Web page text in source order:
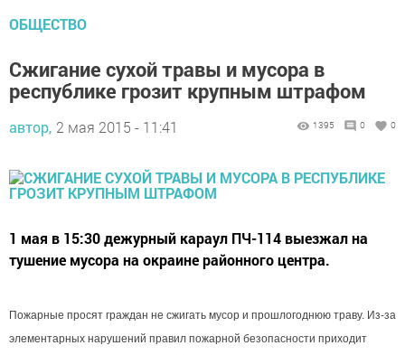
ОБЩЕСТВО
Сжигание сухой травы и мусора в
республике грозит крупным штрафом
автор, 2 мая 2015 - 11:41 1395 0 0
1 мая в 15:30 дежурный караул ПЧ-114 выезжал на
тушение мусора на окраине районного центра.
Пожарные просят граждан не сжигать мусор и прошлогоднюю траву. Из-за
элементарных нарушений правил пожарной безопасности приходит